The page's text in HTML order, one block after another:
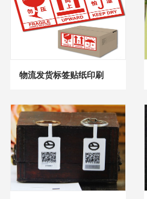
物流发货标签贴纸印刷